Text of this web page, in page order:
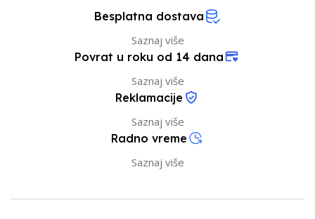
Besplatna dostava
Saznaj više
Povrat u roku od 14 dana
Saznaj više
Reklamacije
Saznaj više
Radno vreme
Saznaj više